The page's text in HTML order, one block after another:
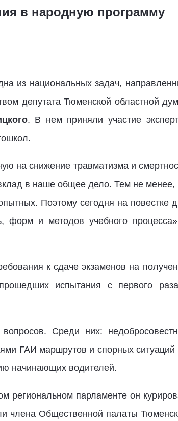
в народную программу
из национальных задач,
депутата Тюменской областной
. В нем приняли участие
на снижение травматизма и
в наше общее дело. Тем не менее,
Поэтому сегодня на повестке
форм и методов учебного
к сдаче экзаменов на
прошедших испытания с первого
Среди них:
ГАИ маршрутов и спорных ситуаций
начинающих водителей.
региональном парламенте он
члена Общественной палаты